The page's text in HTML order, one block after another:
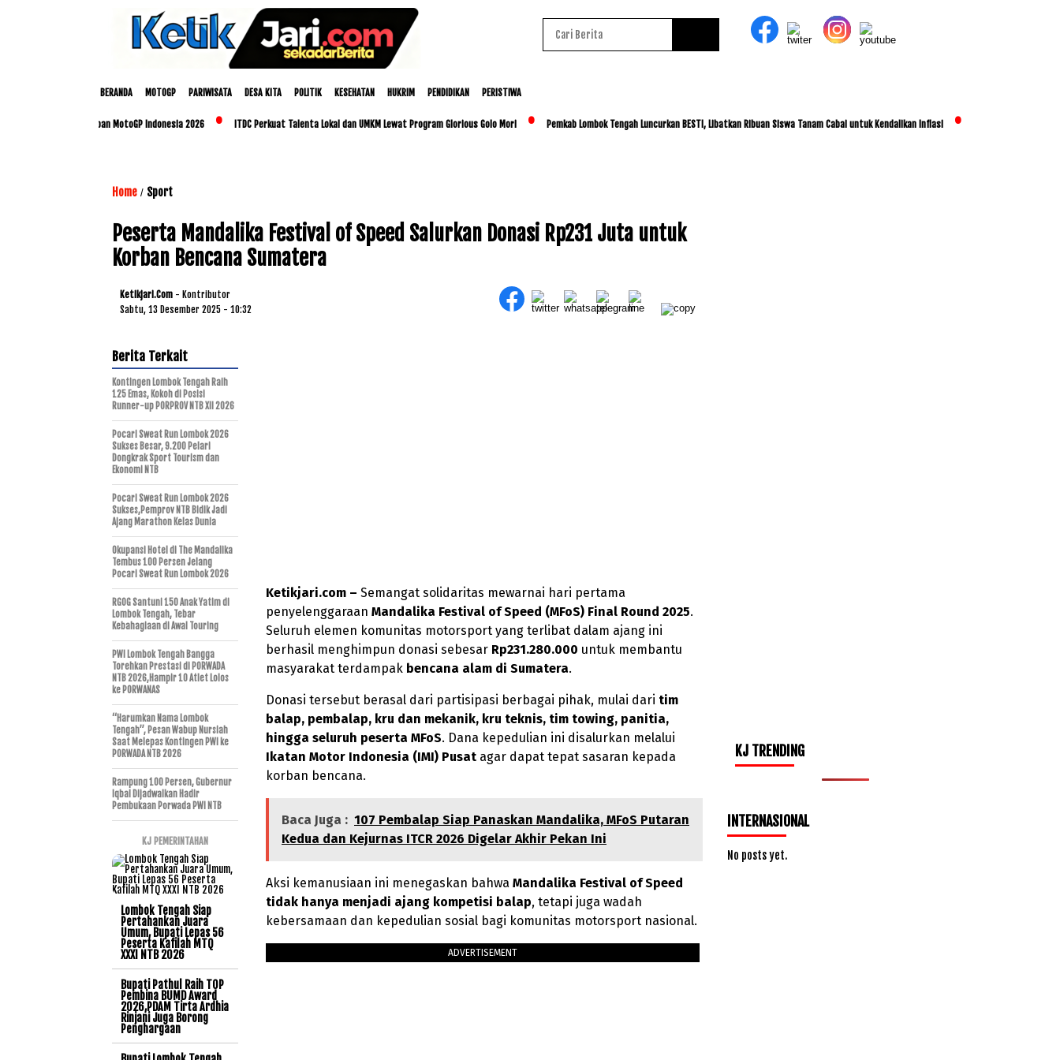
BERANDA MOTOGP PARIWISATA DESA KITA POLITIK KESEHATAN HUKRIM PENDIDIKAN PERISTIWA
Persiapan MotoGP Indonesia 2026 ITDC Perkuat Talenta Lokal dan UMKM Lewat Program Glorious Golo Mori Pemkab Lombok Tengah Luncurkan BESTI, Libatkan Ribuan Siswa Tanam Cabai untuk Kendalikan Inflasi ITDC dan IMI Jalin Kerja
Home / Sport
Peserta Mandalika Festival of Speed Salurkan Donasi Rp231 Juta untuk
Korban Bencana Sumatera
Ketikjari.com - Kontributor
Sabtu, 13 Desember 2025 - 10:32
Ketikjari.com – Semangat solidaritas mewarnai hari pertama
penyelenggaraan Mandalika Festival of Speed (MFoS) Final Round 2025.
Seluruh elemen komunitas motorsport yang terlibat dalam ajang ini
berhasil menghimpun donasi sebesar Rp231.280.000 untuk membantu
masyarakat terdampak bencana alam di Sumatera.
Donasi tersebut berasal dari partisipasi berbagai pihak, mulai dari tim
balap, pembalap, kru dan mekanik, kru teknis, tim towing, panitia,
hingga seluruh peserta MFoS. Dana kepedulian ini disalurkan melalui
Ikatan Motor Indonesia (IMI) Pusat agar dapat tepat sasaran kepada
korban bencana.
Baca Juga : 107 Pembalap Siap Panaskan Mandalika, MFoS Putaran
Kedua dan Kejurnas ITCR 2026 Digelar Akhir Pekan Ini
Aksi kemanusiaan ini menegaskan bahwa Mandalika Festival of Speed
tidak hanya menjadi ajang kompetisi balap, tetapi juga wadah
kebersamaan dan kepedulian sosial bagi komunitas motorsport nasional.
ADVERTISEMENT
Berita Terkait
Kontingen Lombok Tengah Raih
125 Emas, Kokoh di Posisi
Runner-up PORPROV NTB XII 2026
Pocari Sweat Run Lombok 2026
Sukses Besar, 9.200 Pelari
Dongkrak Sport Tourism dan
Ekonomi NTB
Pocari Sweat Run Lombok 2026
Sukses,Pemprov NTB Bidik Jadi
Ajang Marathon Kelas Dunia
Okupansi Hotel di The Mandalika
Tembus 100 Persen Jelang
Pocari Sweat Run Lombok 2026
RGOG Santuni 150 Anak Yatim di
Lombok Tengah, Tebar
Kebahagiaan di Awal Touring
PWI Lombok Tengah Bangga
Torehkan Prestasi di PORWADA
NTB 2026,Hampir 10 Atlet Lolos
ke PORWANAS
“Harumkan Nama Lombok
Tengah”, Pesan Wabup Nursiah
Saat Melepas Kontingen PWI ke
PORWADA NTB 2026
Rampung 100 Persen, Gubernur
Iqbal Dijadwalkan Hadir
Pembukaan Porwada PWI NTB
KJ PEMERINTAHAN
Lombok Tengah Siap
Pertahankan Juara
Umum, Bupati Lepas 56
Peserta Kafilah MTQ
XXXI NTB 2026
Bupati Pathul Raih TOP
Pembina BUMD Award
2026,PDAM Tirta Ardhia
Rinjani Juga Borong
Penghargaan
KJ TRENDING
INTERNASIONAL
No posts yet.